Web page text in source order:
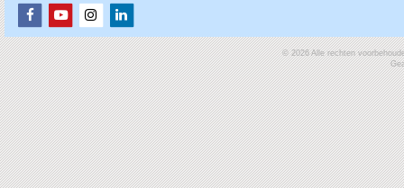
© 2026 Alle rechten